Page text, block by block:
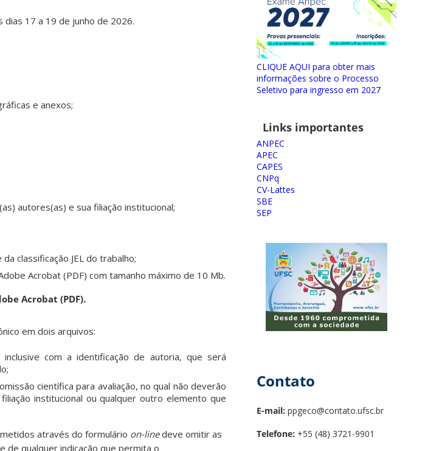
dias 17 a 19 de junho de 2026.
e anexos;
autores(as) e sua filiação institucional;
classificação JEL do trabalho;
Acrobat (PDF) com tamanho máximo de 10 Mb.
Acrobat (PDF).
em dois arquivos:
com a identificação de autoria, que será
científica para avaliação, no qual não deverão
institucional ou qualquer outro elemento que
através do formulário on-linedeve omitir as
qualquer indicação que permita o
CLIQUE AQUI para obter mais
informações sobre o Processo
Seletivo para ingresso em 2027
Links importantes
ANPEC
APEC
CAPES
CNPq
CV-Lattes
SBE
SEP
Contato
E-mail: ppgeco@contato.ufsc.br
Telefone: +55 (48) 3721-9901